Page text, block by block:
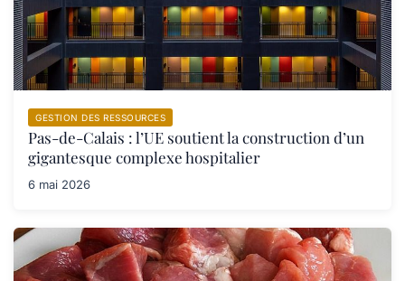
GESTION DES RESSOURCES
Pas-de-Calais : l’UE soutient la construction d’un
gigantesque complexe hospitalier
6 mai 2026